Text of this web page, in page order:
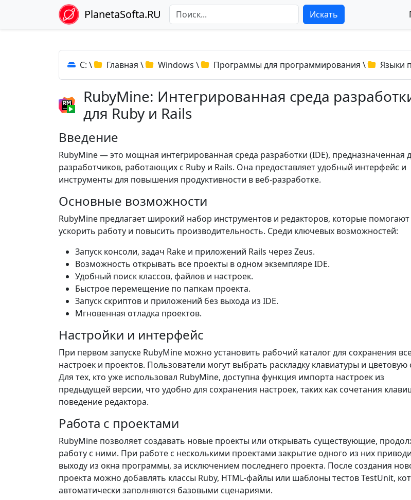
PlanetaSofta.RU Искать
C: \ Главная \ Windows \ Программы для программирования \ Языки
RubyMine: Интегрированная среда
для Ruby и Rails
Введение
RubyMine — это мощная интегрированная среда разработки (IDE), предназначенная
разработчиков, работающих с Ruby и Rails. Она предоставляет удобный интерфейс и
инструменты для повышения продуктивности в веб-разработке.
Основные возможности
RubyMine предлагает широкий набор инструментов и редакторов, которые помогают
ускорить работу и повысить производительность. Среди ключевых возможностей:
Запуск консоли, задач Rake и приложений Rails через Zeus.
Возможность открывать все проекты в одном экземпляре IDE.
Удобный поиск классов, файлов и настроек.
Быстрое перемещение по папкам проекта.
Запуск скриптов и приложений без выхода из IDE.
Мгновенная отладка проектов.
Настройки и интерфейс
При первом запуске RubyMine можно установить рабочий каталог для сохранения
настроек и проектов. Пользователи могут выбрать раскладку клавиатуры и цветовую
Для тех, кто уже использовал RubyMine, доступна функция импорта настроек из
предыдущей версии, что удобно для сохранения настроек, таких как сочетания
поведение редактора.
Работа с проектами
RubyMine позволяет создавать новые проекты или открывать существующие,
работу с ними. При работе с несколькими проектами закрытие одного из них
выходу из окна программы, за исключением последнего проекта. После создания
проекта можно добавлять классы Ruby, HTML-файлы или шаблоны тестов TestUnit,
автоматически заполняются базовыми сценариями.